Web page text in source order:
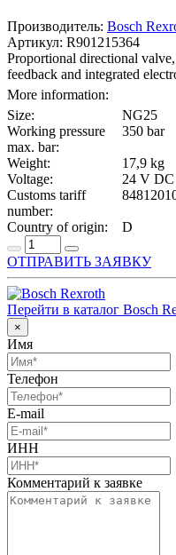
Производитель: Bosch
Артикул: R901215364
Proportional directional
feedback and integrated
More information:
Size:
NG25
Working pressure
max. bar:
350 bar
Weight:
17,9 kg
Voltage:
24 V DC
Customs tariff
number:
Country of origin: D
ОТПРАВИТЬ ЗАЯВКУ
Перейти в каталог Bosch
×
Имя
Телефон
E-mail
ИНН
Комментарий к заявке